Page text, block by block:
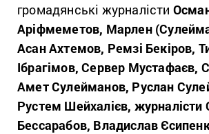
громадянські журналісти
Аріфмеметов, Марлен
Асан Ахтемов, Ремзі Бекіров,
Ібрагімов, Сервер Мустафаєв,
Амет Сулейманов, Руслан
Рустем Шейхалієв, журналісти
Бессарабов, Владислав